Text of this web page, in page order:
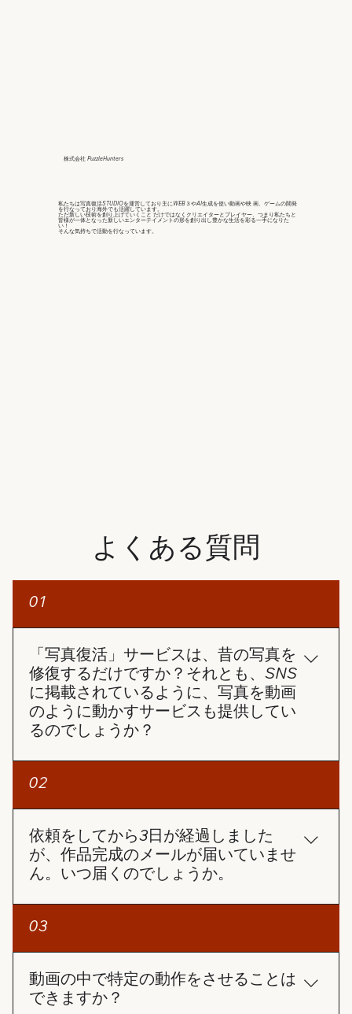
株式会社 PuzzleHunters
私たちは写真復活STUDIOを運営しており主にWEB３やAI生成を使い動画や映 画、ゲームの開発
を行なっており海外でも活躍しています。
ただ新しい技術を創り上げていくこと だけではなくクリエイターとプレイヤー、つまり私たちと
皆様が一体となった新しいエンターテイメントの形を創り出し豊かな生活を彩る一手になりた
い！
そんな気持ちで活動を行なっています。
よくある質問
01
「写真復活」サービスは、昔の写真を
修復するだけですか？それとも、SNS
に掲載されているように、写真を動画
のように動かすサービスも提供してい
るのでしょうか？
「写真復活」サービスは、写真を動画のように動か
02
依頼をしてから3日が経過しました
が、作品完成のメールが届いていませ
ん。いつ届くのでしょうか。
3日経過しても作品完成のメールが届いていないの
ルフォルダの確認 作品完成の通知メールが、迷惑メ
ールフォルダに振り分けられている可能性がありま
すので、一度ご確認ください。 注文番号でステータ
03
動画の中で特定の動作をさせることは
できますか？